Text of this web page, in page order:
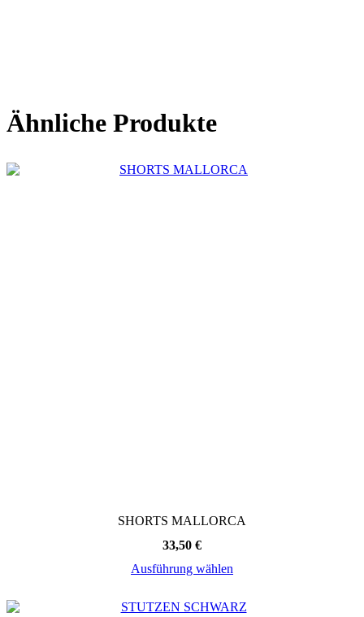
Ähnliche Produkte
SHORTS MALLORCA
33,50 €
Ausführung wählen
weist